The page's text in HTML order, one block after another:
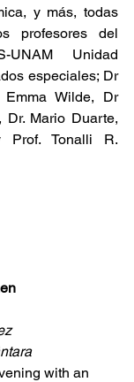
y más, todas
profesores del
Unidad
especiales; Dr
Wilde, Dr
Dr. Mario Duarte,
Prof. Tonalli R.
with an